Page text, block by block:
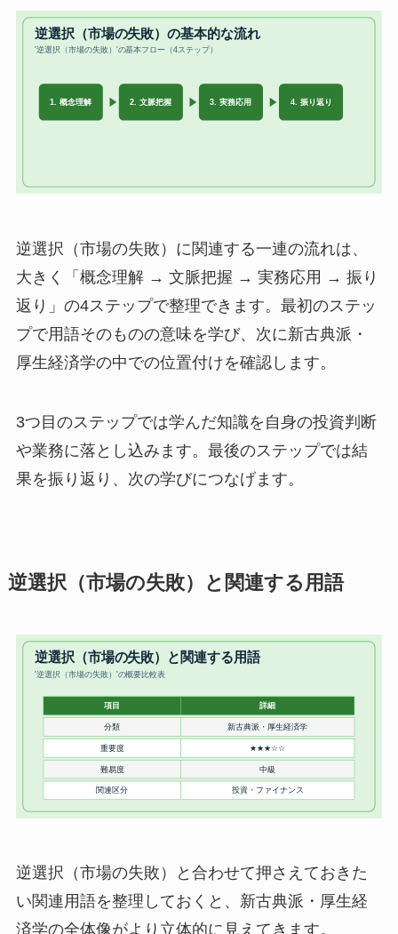
逆選択（市場の失敗）に関連する一連の流れは、
大きく「概念理解 → 文脈把握 → 実務応用 → 振り
返り」の4ステップで整理できます。最初のステッ
プで用語そのものの意味を学び、次に新古典派・
厚生経済学の中での位置付けを確認します。
3つ目のステップでは学んだ知識を自身の投資判断
や業務に落とし込みます。最後のステップでは結
果を振り返り、次の学びにつなげます。
逆選択（市場の失敗）と関連する用語
逆選択（市場の失敗）と合わせて押さえておきた
い関連用語を整理しておくと、新古典派・厚生経
済学の全体像がより立体的に見えてきます。